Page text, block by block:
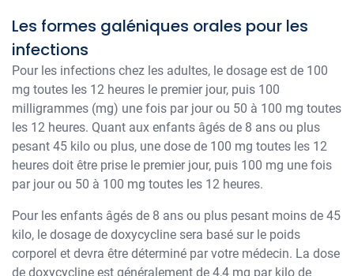
Les formes galéniques orales pour les
infections
Pour les infections chez les adultes, le dosage est de 100
mg toutes les 12 heures le premier jour, puis 100
milligrammes (mg) une fois par jour ou 50 à 100 mg toutes
les 12 heures. Quant aux enfants âgés de 8 ans ou plus
pesant 45 kilo ou plus, une dose de 100 mg toutes les 12
heures doit être prise le premier jour, puis 100 mg une fois
par jour ou 50 à 100 mg toutes les 12 heures.
Pour les enfants âgés de 8 ans ou plus pesant moins de 45
kilo, le dosage de doxycycline sera basé sur le poids
corporel et devra être déterminé par votre médecin. La dose
de doxycycline est généralement de 4,4 mg par kilo de